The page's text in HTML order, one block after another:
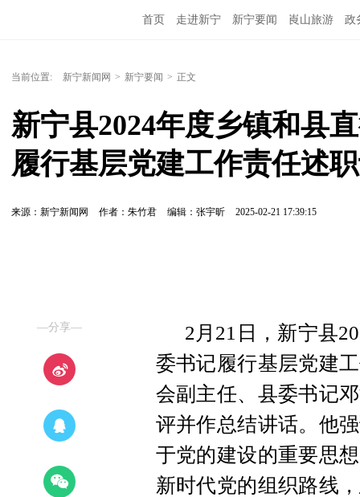
首页 走进新宁 新宁要闻 崀山旅游 政
当前位置: 新宁新闻网 > 新宁要闻 > 正文
新宁县2024年度乡镇和县
履行基层党建工作责任述
来源：新宁新闻网 作者：朱竹君 编辑：张宇昕 2025-02-21 17:39:15
—分享—
2月21日，新宁县
委书记履行基层党建
会副主任、县委书记
评并作总结讲话。他
于党的建设的重要思
新时代党的组织路线